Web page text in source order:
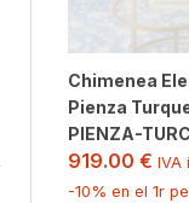
Chimenea
Pienza
PIENZA-
919.00 € IVA
-10% en el 1r